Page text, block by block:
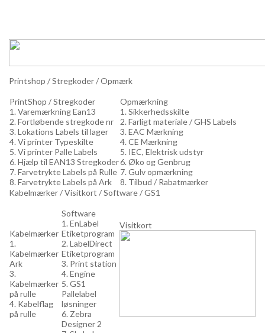
Printshop / Stregkoder / Opmærk
PrintShop / Stregkoder
1. Varemærkning Ean13
2. Fortløbende stregkode nr
3. Lokations Labels til lager
4. Vi printer Typeskilte
5. Vi printer Palle Labels
6. Hjælp til EAN13 Stregkoder
7. Farvetrykte Labels på Rulle
8. Farvetrykte Labels på Ark
Opmærkning
1. Sikkerhedsskilte
2. Farligt materiale / GHS Labels
3. EAC Mærkning
4. CE Mærkning
5. IEC, Elektrisk udstyr
6. Øko og Genbrug
7. Gulv opmærkning
8. Tilbud / Rabatmærker
Kabelmærker / Visitkort / Software / GS1
Kabelmærker
1.
Kabelmærker
Ark
3.
Kabelmærker
på rulle
4. Kabelflag
på rulle
Software
1. EnLabel
Etiketprogram
2. LabelDirect
Etiketprogram
3. Print station
4. Engine
5. GS1
Pallelabel
løsninger
6. Zebra
Designer 2
Visitkort